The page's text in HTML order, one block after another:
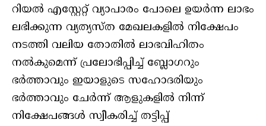
റിയല്‍ എസ്റ്റേറ്റ് വ്യാപാരം പോലെ ഉയര്‍ന്ന ലാഭം
ലഭിക്കുന്ന വ്യത്യസ്ത മേഖലകളില്‍ നിക്ഷേപം
നടത്തി വലിയ തോതില്‍ ലാഭവിഹിതം
നല്‍കുമെന്ന് പ്രലോഭിപ്പിച്ച് ബ്ലോഗറും
ഭര്‍ത്താവും ഇയാളുടെ സഹോദരിയും
ഭര്‍ത്താവും ചേര്‍ന്ന് ആളുകളില്‍ നിന്ന്
നിക്ഷേപങ്ങള്‍ സ്വീകരിച്ച് തട്ടിപ്പ്